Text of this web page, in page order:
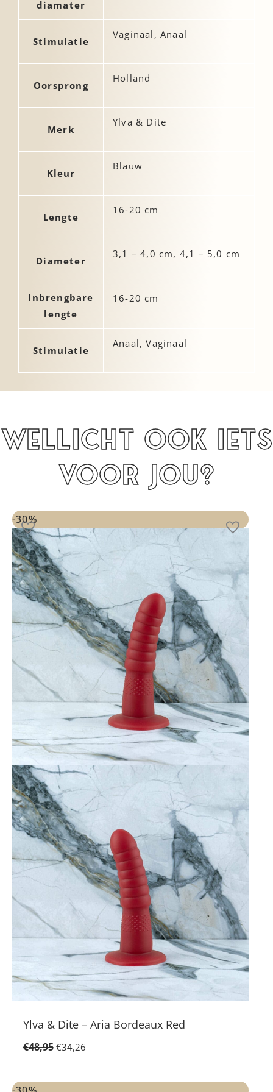
diamater
Stimulatie
Vaginaal, Anaal
Oorsprong
Holland
Merk
Ylva & Dite
Kleur
Blauw
Lengte
16-20 cm
Diameter
3,1 – 4,0 cm, 4,1 – 5,0 cm
Inbrengbare
lengte
16-20 cm
Stimulatie
Anaal, Vaginaal
Wellicht ook iets
voor jou?
-30%
Ylva & Dite – Aria Bordeaux Red
€48,95
was:
€48,95.
€34,26
is:
€34,26.